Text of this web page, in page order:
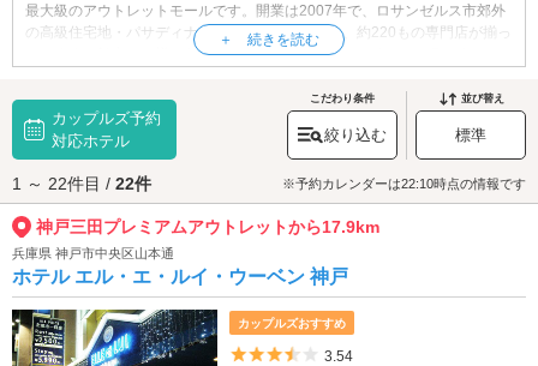
最大級のアウトレットモールです。開業は2007年で、ロサンゼルス市郊外
の高級住宅地・パサディナをイメージした建物に、約220もの専門店が揃っ
ています。館内には様々なジャンルのグルメを楽しめるレストランやカフ
めです。また、併設されている「イオンモール神戸北」とは、同施設間を
行き来できるよう歩行者専用陸橋で結ばれており、こちらもファッション
や生活雑貨の専門店、飲食店が揃う人気のショッピングスポットです。開
放的な空間でゆったりとお買い物やグルメを満喫しませんか？
神戸三田プレミアムアウトレットへは、六甲・有馬エリアのラブホテルか
らもアクセスが便利です。
カップルズ予約
対応ホテル
こだわり条件
絞り込む
並び替え
標準
1 ～ 22件目 / 22件 ※予約カレンダーは22:10時点の情報です
神戸三田プレミアムアウトレットから17.9km
兵庫県 神戸市中央区山本通
ホテル エル・エ・ルイ・ウーベン 神戸
カップルズおすすめ
5つ星のうち3.5
3.54